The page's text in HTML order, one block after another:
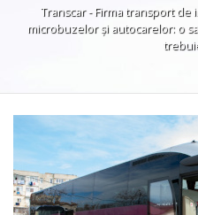
Transcar - Firma transport de
microbuzelor și autocarelor: o